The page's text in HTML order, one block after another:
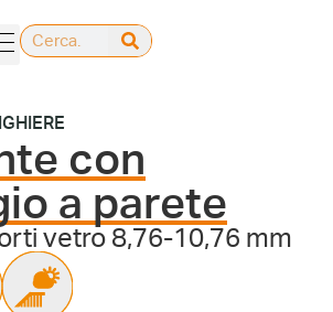
con
a parete
vetro 8,76-10,76 mm